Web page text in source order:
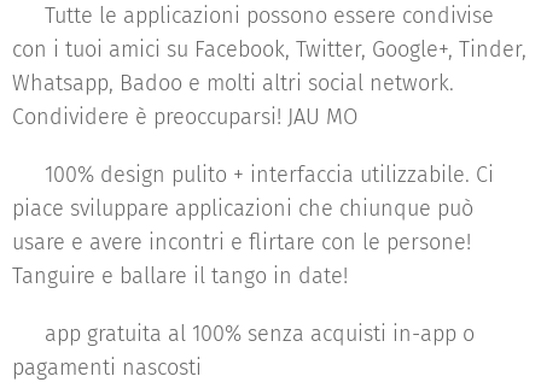
♥ Tutte le applicazioni possono essere condivise
con i tuoi amici su Facebook, Twitter, Google+, Tinder,
Whatsapp, Badoo e molti altri social network.
Condividere è preoccuparsi! JAU MO
♥ 100% design pulito + interfaccia utilizzabile. Ci
piace sviluppare applicazioni che chiunque può
usare e avere incontri e flirtare con le persone!
Tanguire e ballare il tango in date!
♥ app gratuita al 100% senza acquisti in-app o
pagamenti nascosti